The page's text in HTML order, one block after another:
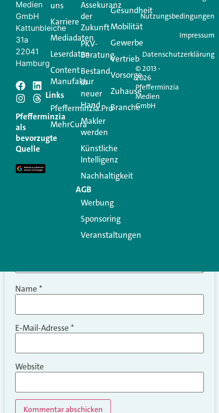
Login.
Jetzt anmelden
Schreiben Sie einen
Kommentar
Ihre E-Mail-Adresse wird nicht veröffentlicht.
Erforderliche Felder sind mit
Kommentar
Name *
E-Mail-Adresse *
Website
Medien
GmbH
Kattunbleiche
31a
22041
Hamburg
Pfefferminzia
als
bevorzugte
Quelle
uns
Karriere
Mediadaten
Leserdaten
Content
Manufaktur
Links
Pfefferminzia.Pro
MehrCura
Assekuranz
der
Zukunft
PKV-
Beratung
Bestand
in
neuer
Hand
Makler
werden
Künstliche
Intelligenz
Nachhaltigkeit
AGB
Werbung
Sponsoring
Veranstaltungen
Gesundheit
Mobilität
Gewerbe
Vertrieb
Vorsorge
Zuhause
Branche
© 2013 -
2026
Pfefferminzia
Medien
GmbH
Nutzungsbedingungen
Impressum
Datenschutzerklärung